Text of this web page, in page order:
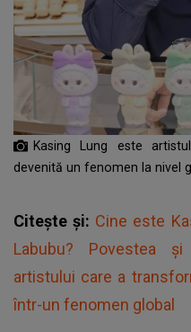
Kasing Lung este
devenită un fenomen la nivel
Citește și: Cine este
Labubu? Povestea
artistului care a
într-un fenomen global